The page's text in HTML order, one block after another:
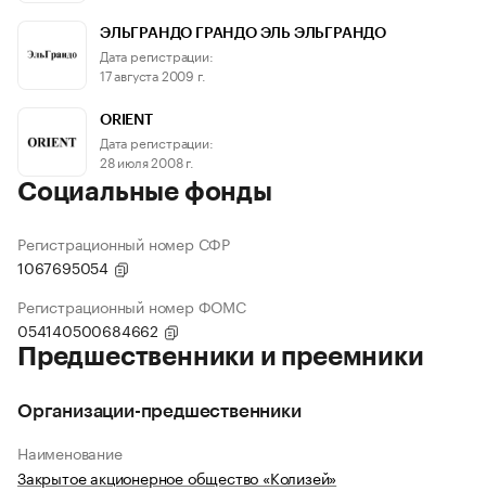
ЭЛЬГРАНДО ГРАНДО ЭЛЬ ЭЛЬГРАНДО
Дата регистрации:
17 августа 2009 г.
ORIENT
Дата регистрации:
28 июля 2008 г.
Социальные фонды
Регистрационный номер СФР
1067695054
Регистрационный номер ФОМС
054140500684662
Предшественники и преемники
Организации-предшественники
Наименование
Закрытое акционерное общество «Колизей»